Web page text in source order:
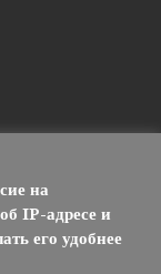
на
IP-адресе и
его удобнее